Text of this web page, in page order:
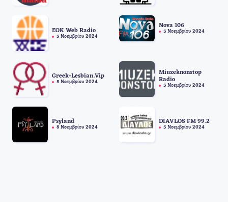
EOK Web Radio
5 Νοεμβρίου 2024
Nova 106
5 Νοεμβρίου 2024
Greek-Lesbian.Vip
5 Νοεμβρίου 2024
Miuzeknonstop
Radio
5 Νοεμβρίου 2024
Psyland
8 Νοεμβρίου 2024
DIAVLOS FM 99.2
5 Νοεμβρίου 2024